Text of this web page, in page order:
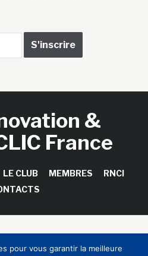
&
France
LE CLUB MEMBRES
RNCI
pour vous garantir la meilleure